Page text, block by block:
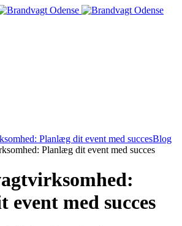
Planlæg dit event med succesBlog
Planlæg dit event med succes
med succes